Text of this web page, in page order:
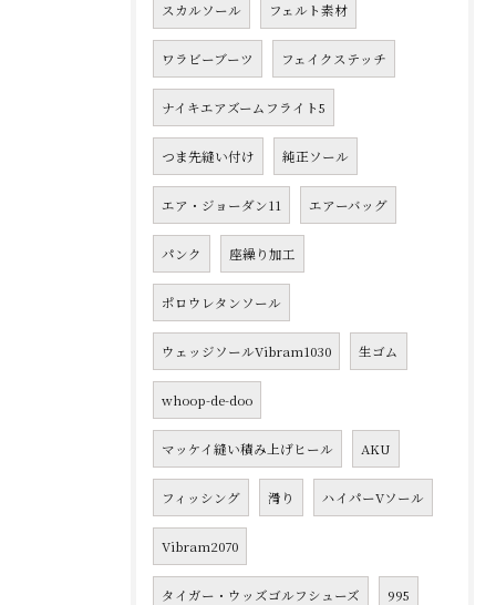
スカルソール フェルト素材
ワラビーブーツ フェイクステッチ
ナイキエアズームフライト5
つま先縫い付け 純正ソール
エア・ジョーダン11 エアーバッグ
パンク 座繰り加工
ポロウレタンソール
ウェッジソールVibram1030 生ゴム
whoop-de-doo
マッケイ縫い積み上げヒール AKU
フィッシング 滑り ハイパーVソール
Vibram2070
タイガー・ウッズゴルフシューズ 995